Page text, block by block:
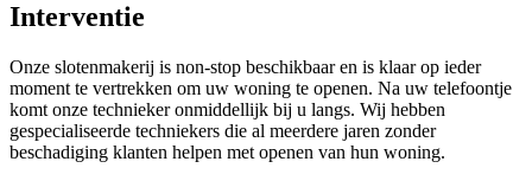
Interventie
Onze slotenmakerij is non-stop beschikbaar en is klaar op ieder
moment te vertrekken om uw woning te openen. Na uw telefoontje
komt onze technieker onmiddellijk bij u langs. Wij hebben
gespecialiseerde techniekers die al meerdere jaren zonder
beschadiging klanten helpen met openen van hun woning.